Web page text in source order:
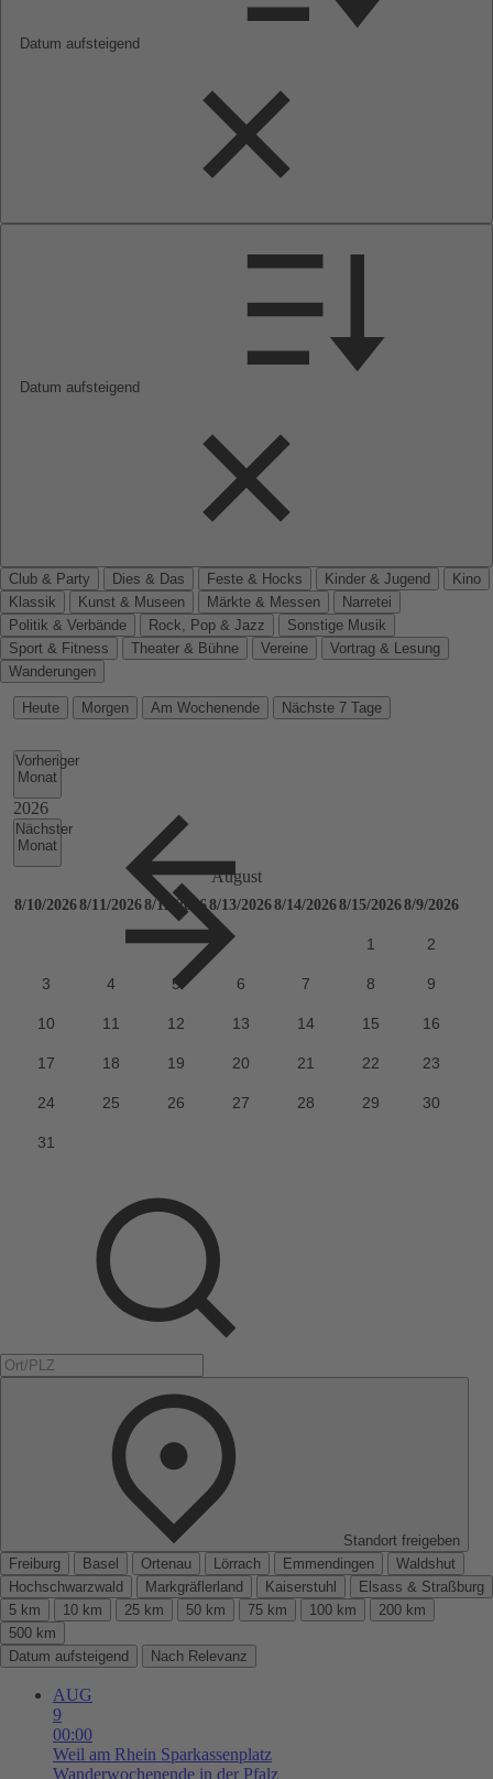
Datum aufsteigend
Datum aufsteigend
Club & Party Dies & Das Feste & Hocks Kinder & Jugend
Kino
Klassik
Kunst & Museen Märkte & Messen
Narretei
Politik & Verbände
Rock, Pop & Jazz
Sonstige Musik
Sport & Fitness
Theater & Bühne Vereine
Vortrag & Lesung
Wanderungen
Heute Morgen Am Wochenende Nächste 7 Tage
Vorheriger
Monat
Nächster
Monat
Standort freigeben
Freiburg
Basel Ortenau Lörrach Emmendingen
Waldshut
Hochschwarzwald
Markgräflerland Kaiserstuhl
Elsass & Straßburg
5 km
10 km 25 km 50 km 75 km 100 km
200 km
500 km
Datum aufsteigend
Nach Relevanz
AUG
9
00:00
Weil am Rhein Sparkassenplatz
Wanderwochenende in der Pfalz